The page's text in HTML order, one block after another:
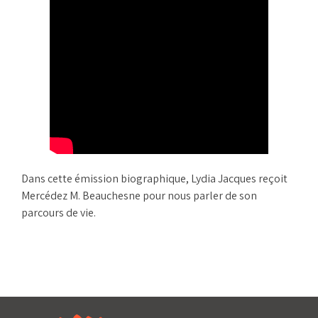
Dans cette émission biographique, Lydia Jacques reçoit
Mercédez M. Beauchesne pour nous parler de son
parcours de vie.